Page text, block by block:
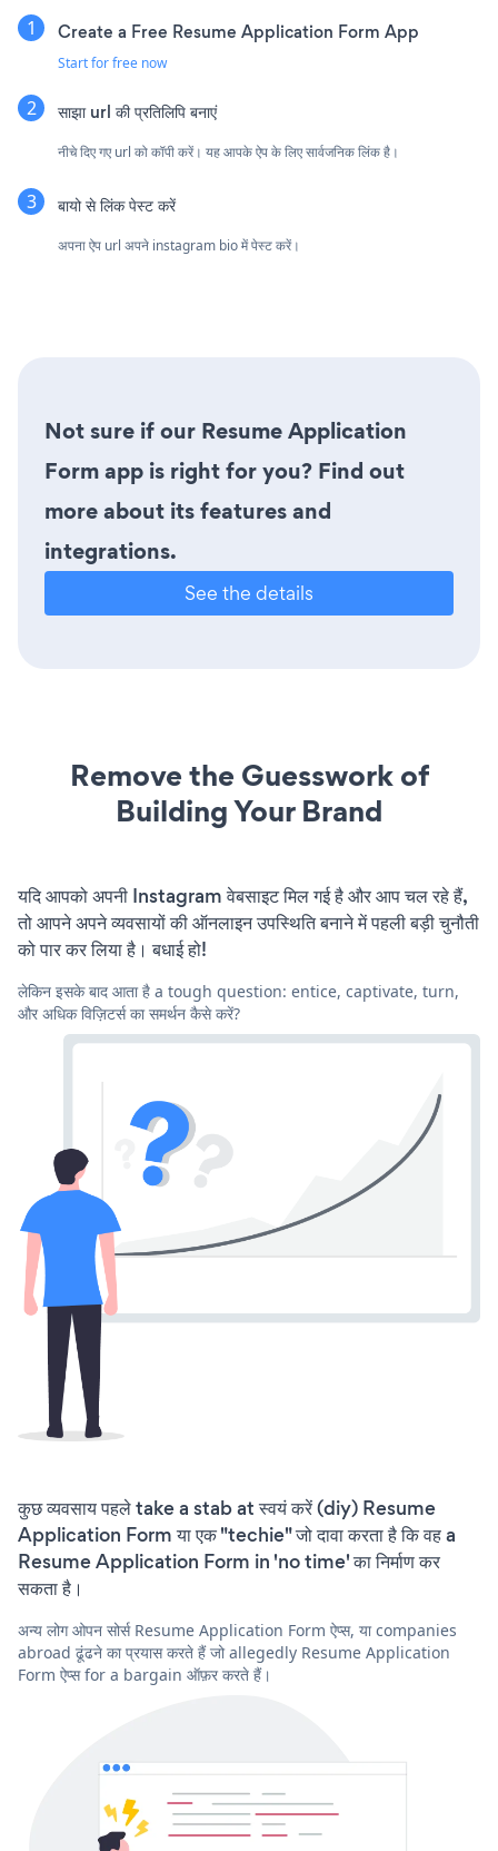
Create a Free Resume Application Form App
Start for free now
साझा url की प्रतिलिपि बनाएं
नीचे दिए गए url को कॉपी करें। यह आपके ऐप के लिए सार्वजनिक लिंक है।
बायो से लिंक पेस्ट करें
अपना ऐप url अपने instagram bio में पेस्ट करें।
Not sure if our Resume Application
Form app is right for you? Find out
more about its features and
integrations.
See the details
Remove the Guesswork of
Building Your Brand
यदि आपको अपनी Instagram वेबसाइट मिल गई है और आप चल रहे हैं,
तो आपने अपने व्यवसायों की ऑनलाइन उपस्थिति बनाने में पहली बड़ी चुनौती
को पार कर लिया है। बधाई हो!
लेकिन इसके बाद आता है a tough question: entice, captivate, turn,
और अधिक विज़िटर्स का समर्थन कैसे करें?
कुछ व्यवसाय पहले take a stab at स्वयं करें (diy) Resume
Application Form या एक "techie" जो दावा करता है कि वह a
Resume Application Form in 'no time' का निर्माण कर
सकता है।
अन्य लोग ओपन सोर्स Resume Application Form ऐप्स, या companies
abroad ढूंढने का प्रयास करते हैं जो allegedly Resume Application
Form ऐप्स for a bargain ऑफ़र करते हैं।